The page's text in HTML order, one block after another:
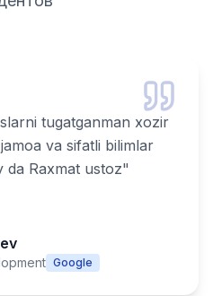
tugatganman xozir
va sifatli bilimlar
da Raxmat ustoz"
Google